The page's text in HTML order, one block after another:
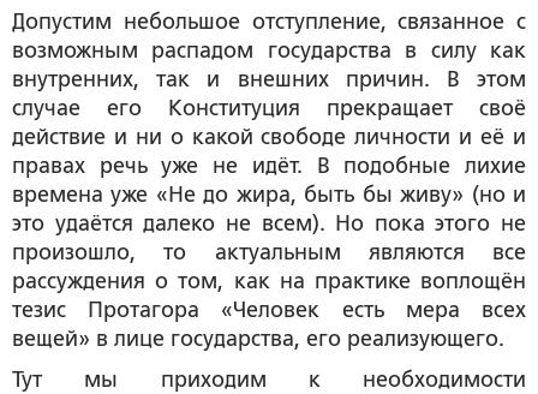
Допустим небольшое отступление, связанное с
возможным распадом государства в силу как
внутренних, так и внешних причин. В этом
случае его Конституция прекращает своё
действие и ни о какой свободе личности и её и
правах речь уже не идёт. В подобные лихие
времена уже «Не до жира, быть бы живу» (но и
это удаётся далеко не всем). Но пока этого не
произошло, то актуальным являются все
рассуждения о том, как на практике воплощён
тезис Протагора «Человек есть мера всех
вещей» в лице государства, его реализующего.
Тут мы приходим к необходимости